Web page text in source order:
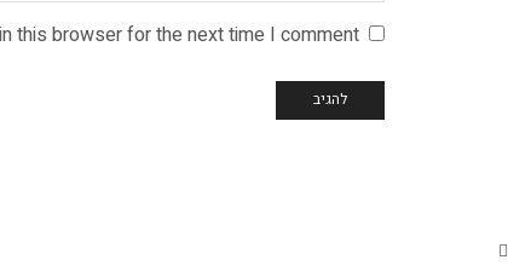
this browser for the next time I comment.